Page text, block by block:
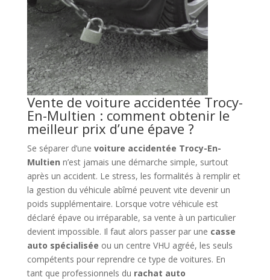
Vente de voiture accidentée Trocy-
En-Multien : comment obtenir le
meilleur prix d’une épave ?
Se séparer d’une voiture accidentée Trocy-En-
Multien n’est jamais une démarche simple, surtout
après un accident. Le stress, les formalités à remplir et
la gestion du véhicule abîmé peuvent vite devenir un
poids supplémentaire. Lorsque votre véhicule est
déclaré épave ou irréparable, sa vente à un particulier
devient impossible. Il faut alors passer par une casse
auto spécialisée ou un centre VHU agréé, les seuls
compétents pour reprendre ce type de voitures. En
tant que professionnels du rachat auto